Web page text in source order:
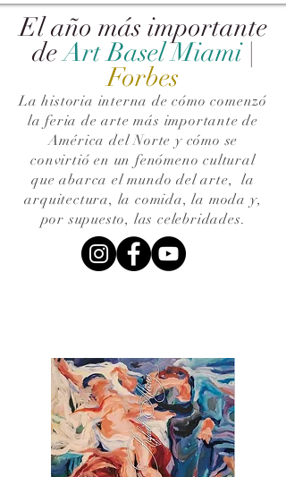
El año más importante
de Art Basel Miami |
Forbes
La historia interna de cómo comenzó
la feria de arte más importante de
América del Norte y cómo se
convirtió en un fenómeno cultural
que abarca el mundo del arte,la
arquitectura, la comida, la moda y,
por supuesto, las celebridades.